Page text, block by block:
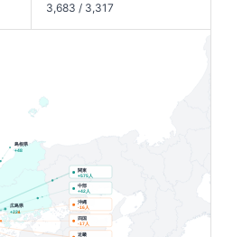
3,683 / 3,317
広島県
+221
島根県
+48
関東
+575人
中部
+42人
沖縄
-16人
四国
-17人
近畿